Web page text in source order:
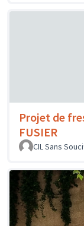
Projet de
FUSIER
CIL Sans Souci